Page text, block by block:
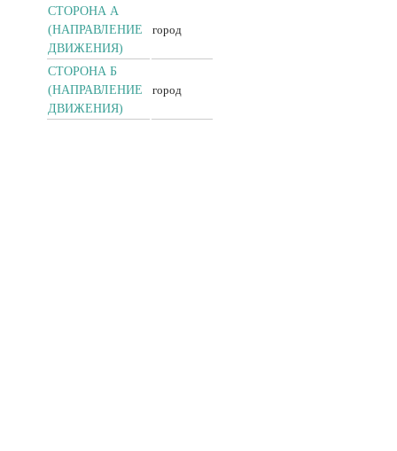
СТОРОНА А
(НАПРАВЛЕНИЕ
ДВИЖЕНИЯ)
город
СТОРОНА Б
(НАПРАВЛЕНИЕ
ДВИЖЕНИЯ)
город